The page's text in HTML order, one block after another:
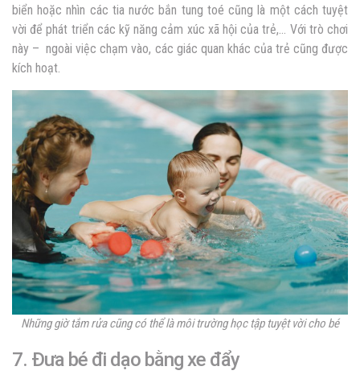
biển hoặc nhìn các tia nước bắn tung toé cũng là một cách tuyệt
vời để phát triển các kỹ năng cảm xúc xã hội của trẻ,… Với trò chơi
này – ngoài việc chạm vào, các giác quan khác của trẻ cũng được
kích hoạt.
Những giờ tắm rửa cũng có thể là môi trường học tập tuyệt vời cho bé
7. Đưa bé đi dạo bằng xe đẩy